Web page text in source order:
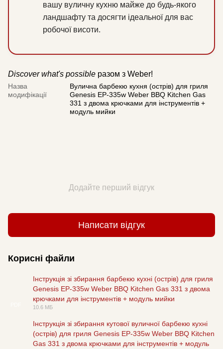
вашу вуличну кухню майже до будь-якого
ландшафту та досягти ідеальної для вас
робочої висоти.
Discover what's possible разом з Weber!
Назва
модифікації
Вулична барбекю кухня (острів) для гриля
Genesis EP-335w Weber BBQ Kitchen Gas
331 з двома крючками для інструментів +
модуль мийки
Додайте перший відгук
Написати відгук
Корисні файли
Інструкція зі збирання барбекю кухні (острів) для гриля
Genesis EP-335w Weber BBQ Kitchen Gas 331 з двома
крючками для інструментів + модуль мийки
10.6 МБ
Інструкція зі збирання кутової вуличної барбекю кухні
(острів) для гриля Genesis EP-335w Weber BBQ Kitchen
Gas 331 з двома крючками для інструментів + модуль